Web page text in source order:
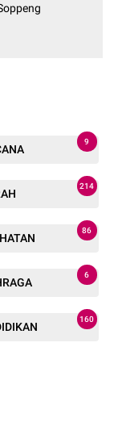
9
214
86
6
160